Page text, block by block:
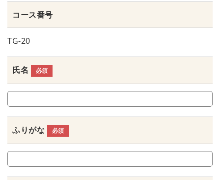
コース番号
TG-20
氏名 必須
ふりがな 必須